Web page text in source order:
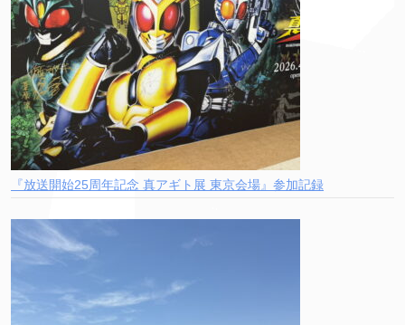
『放送開始25周年記念 真アギト展 東京会場』参加記録